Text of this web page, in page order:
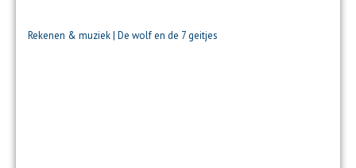
Rekenen & muziek | De wolf en de 7 geitjes